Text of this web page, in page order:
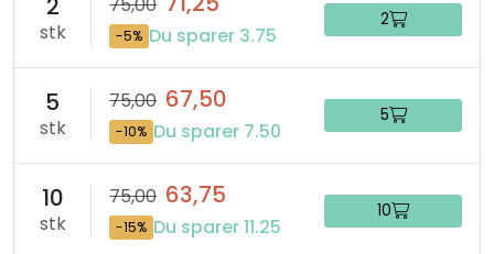
stk -5% Du sparer 3.75
2
5
stk
75,00 67,50
-10% Du sparer 7.50
5
10
stk
75,00 63,75
-15% Du sparer 11.25
10